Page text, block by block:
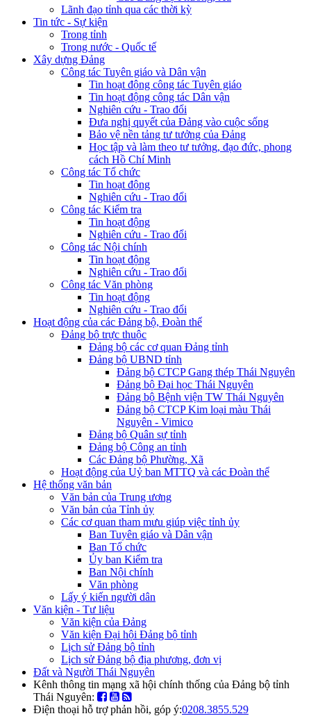
Lãnh đạo tỉnh qua các thời kỳ
Tin tức - Sự kiện
Trong tỉnh
Trong nước - Quốc tế
Xây dựng Đảng
Công tác Tuyên giáo và Dân vận
Tin hoạt động công tác Tuyên giáo
Tin hoạt động công tác Dân vận
Nghiên cứu - Trao đổi
Đưa nghị quyết của Đảng vào cuộc sống
Bảo vệ nền tảng tư tưởng của Đảng
Học tập và làm theo tư tưởng, đạo đức, phong
cách Hồ Chí Minh
Công tác Tổ chức
Tin hoạt động
Nghiên cứu - Trao đổi
Công tác Kiểm tra
Tin hoạt động
Nghiên cứu - Trao đổi
Công tác Nội chính
Tin hoạt động
Nghiên cứu - Trao đổi
Công tác Văn phòng
Tin hoạt động
Nghiên cứu - Trao đổi
Hoạt động của các Đảng bộ, Đoàn thể
Đảng bộ trực thuộc
Đảng bộ các cơ quan Đảng tỉnh
Đảng bộ UBND tỉnh
Đảng bộ CTCP Gang thép Thái Nguyên
Đảng bộ Đại học Thái Nguyên
Đảng bộ Bệnh viện TW Thái Nguyên
Đảng bộ CTCP Kim loại màu Thái
Nguyên - Vimico
Đảng bộ Quân sự tỉnh
Đảng bộ Công an tỉnh
Các Đảng bộ Phường, Xã
Hoạt động của Uỷ ban MTTQ và các Đoàn thể
Hệ thống văn bản
Văn bản của Trung ương
Văn bản của Tỉnh ủy
Các cơ quan tham mưu giúp việc tỉnh ủy
Ban Tuyên giáo và Dân vận
Ban Tổ chức
Ủy ban Kiểm tra
Ban Nội chính
Văn phòng
Lấy ý kiến người dân
Văn kiện - Tư liệu
Văn kiện của Đảng
Văn kiện Đại hội Đảng bộ tỉnh
Lịch sử Đảng bộ tỉnh
Lịch sử Đảng bộ địa phương, đơn vị
Đất và Người Thái Nguyên
Kênh thông tin mạng xã hội chính thống của Đảng bộ tỉnh
Thái Nguyên:
Điện thoại hỗ trợ phản hồi, góp ý:0208.3855.529